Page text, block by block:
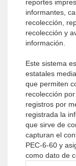
reportes
informantes,
recolección,
recolección y
información.
Este sistema
estatales
que permiten
recolección
registros por
registrada la
que sirve de
capturan el
PEC-6-60 y
como dato de